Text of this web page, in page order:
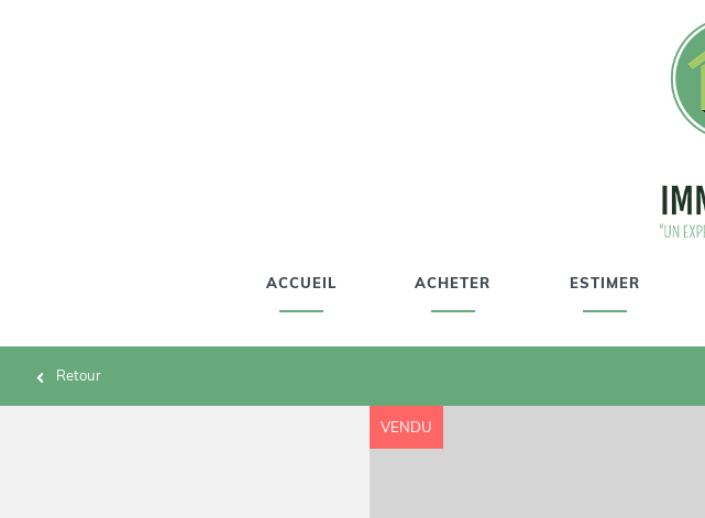
ACCUEIL ACHETER ESTIMER
Retour
VENDU